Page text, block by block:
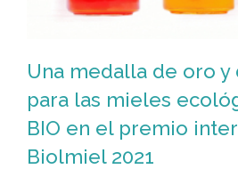
Una medalla de oro y
para las mieles
Una medalla de oro y
para las mieles
BIO en el premio
Biolmiel 2021